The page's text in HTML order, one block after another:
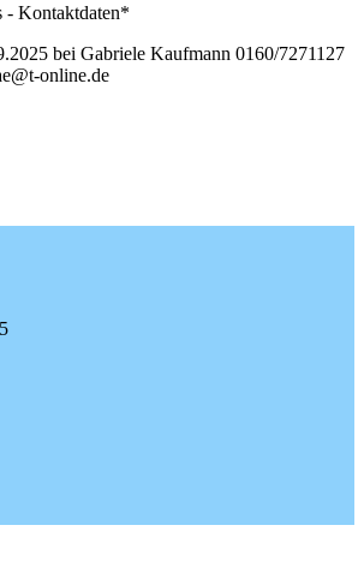
- Kontaktdaten*
bei Gabriele Kaufmann 0160/7271127
online.de